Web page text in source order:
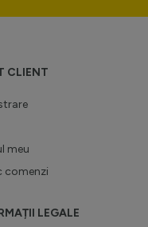
CLIENT
meu
comenzi
LEGALE